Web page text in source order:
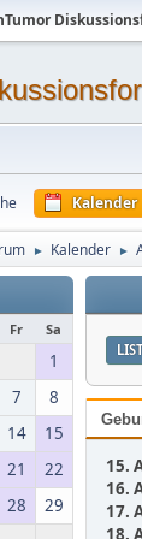
Kalender
► Kalender ►
Fr Sa
1
7
8
14
15
21
22
28
29
15.
16.
17.
18.